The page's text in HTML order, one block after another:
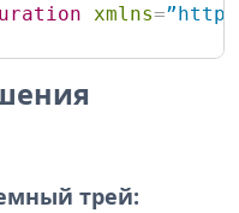
xmlns=
трей: